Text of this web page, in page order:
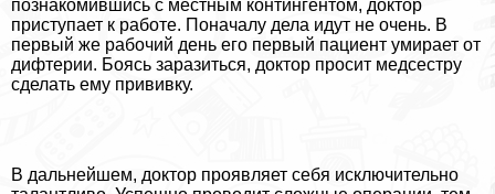
познакомившись с местным контингентом, доктор
приступает к работе. Поначалу дела идут не очень. В
первый же рабочий день его первый пациент умирает от
дифтерии. Боясь заразиться, доктор просит медсестру
сделать ему прививку.
В дальнейшем, доктор проявляет себя исключительно